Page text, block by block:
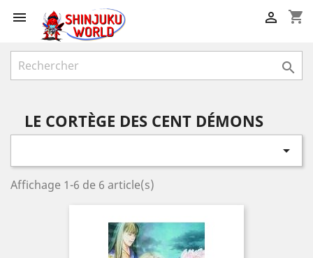
 shopping_cart


LE CORTÈGE DES CENT DÉMONS

Affichage 1-6 de 6 article(s)